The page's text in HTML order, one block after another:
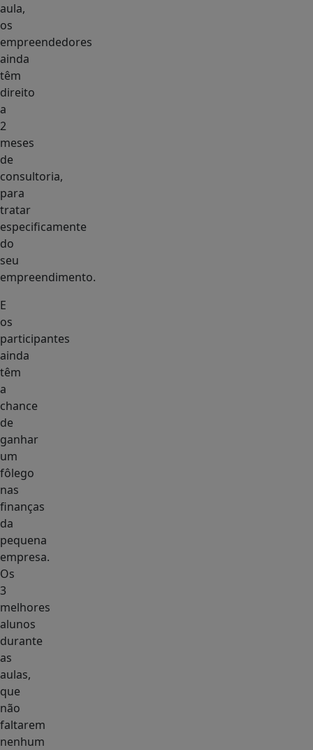
aula,
os
empreendedores
ainda
têm
direito
a
2
meses
de
consultoria,
para
tratar
especificamente
do
seu
empreendimento.
E
os
participantes
ainda
têm
a
chance
de
ganhar
um
fôlego
nas
finanças
da
pequena
empresa.
Os
3
melhores
alunos
durante
as
aulas,
que
não
faltarem
nenhum